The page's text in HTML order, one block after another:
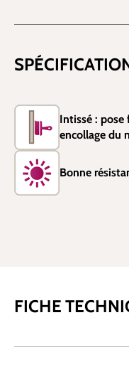
Intissé : pose
encollage du
Bonne
FICHE